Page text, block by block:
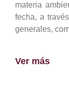
materia
fecha, a
generales,
Ver más